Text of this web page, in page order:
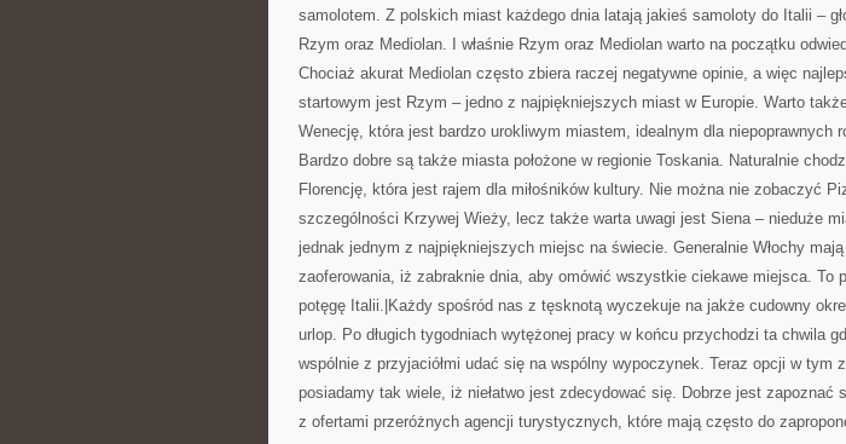
samolotem. Z polskich miast każdego dnia latają jakieś samoloty do Italii –
Rzym oraz Mediolan. I właśnie Rzym oraz Mediolan warto na początku
Chociaż akurat Mediolan często zbiera raczej negatywne opinie, a więc
startowym jest Rzym – jedno z najpiękniejszych miast w Europie. Warto
Wenecję, która jest bardzo urokliwym miastem, idealnym dla niepoprawnych
Bardzo dobre są także miasta położone w regionie Toskania. Naturalnie
Florencję, która jest rajem dla miłośników kultury. Nie można nie zobaczyć
szczególności Krzywej Wieży, lecz także warta uwagi jest Siena – nieduże
jednak jednym z najpiękniejszych miejsc na świecie. Generalnie Włochy
zaoferowania, iż zabraknie dnia, aby omówić wszystkie ciekawe miejsca. To
potęgę Italii.|Każdy spośród nas z tęsknotą wyczekuje na jakże cudowny
urlop. Po długich tygodniach wytężonej pracy w końcu przychodzi ta chwila
wspólnie z przyjaciółmi udać się na wspólny wypoczynek. Teraz opcji w tym
posiadamy tak wiele, iż niełatwo jest zdecydować się. Dobrze jest zapoznać
z ofertami przeróżnych agencji turystycznych, które mają często do